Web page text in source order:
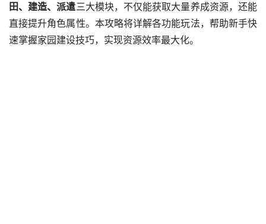
田、建造、派遣三大模块，不仅能获取大量养成资源，还能
直接提升角色属性。本攻略将详解各功能玩法，帮助新手快
速掌握家园建设技巧，实现资源效率最大化。